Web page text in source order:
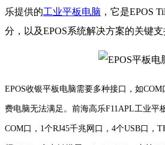
乐提供的工业平板电脑 ，它是EPOS
分，以及EPOS系统解决方案的关键支
EPOS收银平板电脑需要多种接口，如COM
费电脑无法满足。前海高乐F11APL工业平
COM口，1个RJ45千兆网口，4个USB口，